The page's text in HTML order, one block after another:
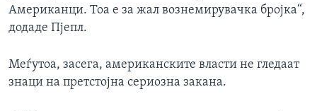
Американци. Тоа е за жал вознемирувачка бројка“,
додаде Пјепл.
Меѓутоа, засега, американските власти не гледаат
знаци на претстојна сериозна закана.